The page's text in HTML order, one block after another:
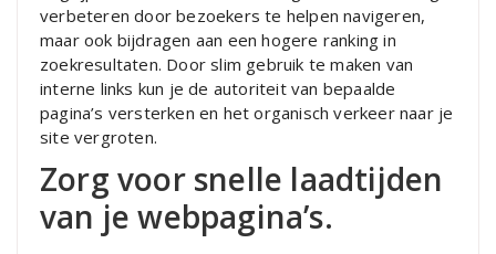
verbeteren door bezoekers te helpen navigeren,
maar ook bijdragen aan een hogere ranking in
zoekresultaten. Door slim gebruik te maken van
interne links kun je de autoriteit van bepaalde
pagina’s versterken en het organisch verkeer naar je
site vergroten.
Zorg voor snelle laadtijden
van je webpagina’s.